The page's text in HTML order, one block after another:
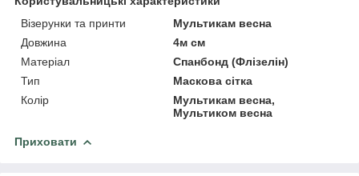
Візерунки та принти
Мультикам весна
Довжина
4м см
Матеріал
Спанбонд (Флізелін)
Тип
Маскова сітка
Колір
Мультикам весна,
Мультиком весна
Приховати